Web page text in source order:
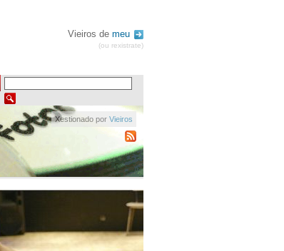
Vieiros de meu
(ou rexistrate)
Xestionado por Vieiros